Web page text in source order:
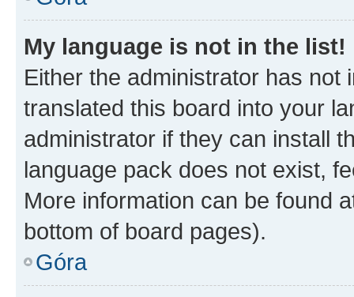
My language is not in the list!
Either the administrator has not
translated this board into your
administrator if they can install
language pack does not exist,
More information can be found
bottom of board pages).
Góra